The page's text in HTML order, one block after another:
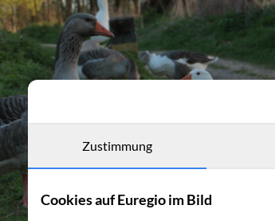
Zustimmung
Cookies auf Euregio im Bild